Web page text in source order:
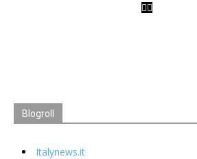
Blogroll
Italynews.it